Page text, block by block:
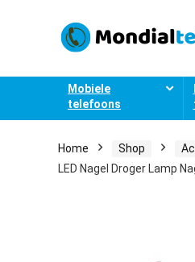
Mobiele
telefoons
Home Shop
LED Nagel Droger Lamp